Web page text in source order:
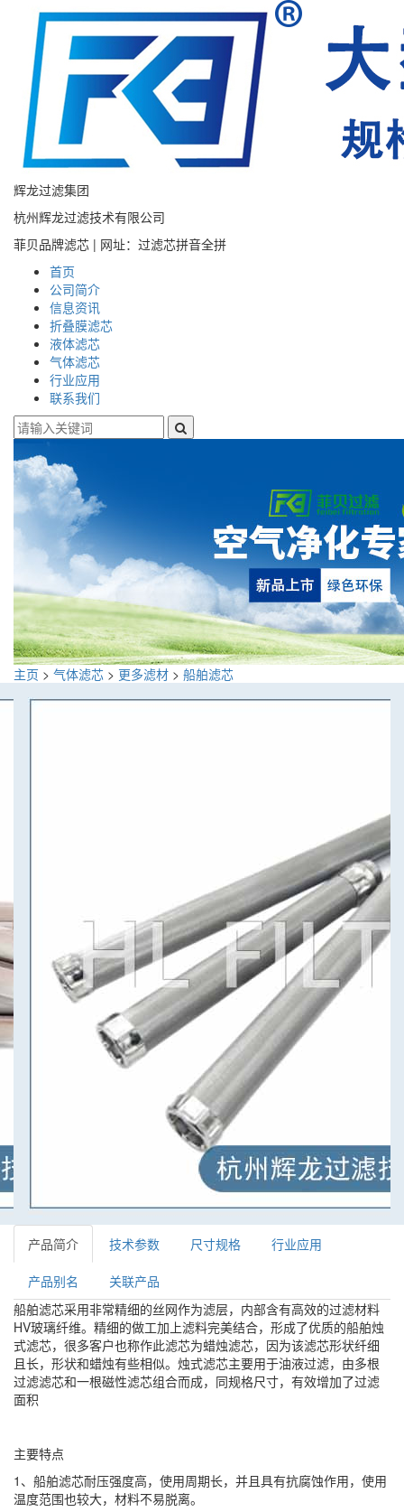
辉龙过滤集团
杭州辉龙过滤技术有限公司
菲贝品牌滤芯 | 网址：过滤芯拼音全拼
首页
公司简介
信息资讯
折叠膜滤芯
液体滤芯
气体滤芯
行业应用
联系我们
主页 > 气体滤芯 > 更多滤材 > 船舶滤芯
产品简介 技术参数 尺寸规格 行业应用
产品别名
关联产品
船舶滤芯采用非常精细的丝网作为滤层，内部含有高效的过滤材料
HV玻璃纤维。精细的做工加上滤料完美结合，形成了优质的船舶烛
式滤芯，很多客户也称作此滤芯为蜡烛滤芯，因为该滤芯形状纤细
且长，形状和蜡烛有些相似。烛式滤芯主要用于油液过滤，由多根
过滤滤芯和一根磁性滤芯组合而成，同规格尺寸，有效增加了过滤
面积
主要特点
1、船舶滤芯耐压强度高，使用周期长，并且具有抗腐蚀作用，使用
温度范围也较大，材料不易脱离。